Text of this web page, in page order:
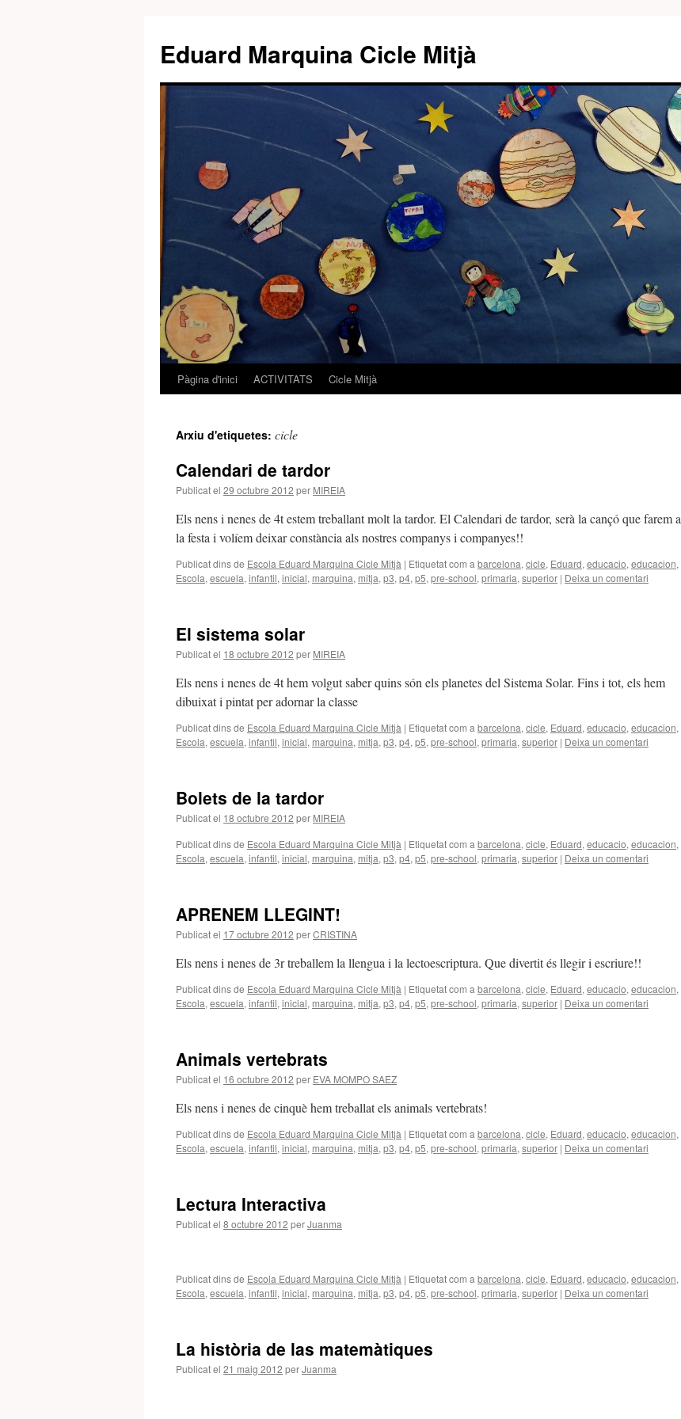
Eduard Marquina Cicle Mitjà
Vés
contingut
Pàgina d'inici ACTIVITATS Cicle Mitjà
Arxiu d'etiquetes: cicle
Calendari de tardor
Publicat el 29 octubre 2012 per MIREIA
Els nens i nenes de 4t estem treballant molt la tardor. El Calendari de tardor, serà la cançó que farem a
la festa i volíem deixar constància als nostres companys i companyes!!
Publicat dins de Escola Eduard Marquina Cicle Mitjà | Etiquetat com a barcelona, cicle, Eduard, educacio, educacion,
Escola, escuela, infantil, inicial, marquina, mitja, p3, p4, p5, pre-school, primaria, superior | Deixa un comentari
El sistema solar
Publicat el 18 octubre 2012 per MIREIA
Els nens i nenes de 4t hem volgut saber quins són els planetes del Sistema Solar. Fins i tot, els hem
dibuixat i pintat per adornar la classe
Publicat dins de Escola Eduard Marquina Cicle Mitjà | Etiquetat com a barcelona, cicle, Eduard, educacio, educacion,
Escola, escuela, infantil, inicial, marquina, mitja, p3, p4, p5, pre-school, primaria, superior | Deixa un comentari
Bolets de la tardor
Publicat el 18 octubre 2012 per MIREIA
Publicat dins de Escola Eduard Marquina Cicle Mitjà | Etiquetat com a barcelona, cicle, Eduard, educacio, educacion,
Escola, escuela, infantil, inicial, marquina, mitja, p3, p4, p5, pre-school, primaria, superior | Deixa un comentari
APRENEM LLEGINT!
Publicat el 17 octubre 2012 perCRISTINA
Els nens i nenes de 3r treballem la llengua i la lectoescriptura. Que divertit és llegir i escriure!!
Publicat dins de Escola Eduard Marquina Cicle Mitjà | Etiquetat com a barcelona, cicle, Eduard, educacio, educacion,
Escola, escuela, infantil, inicial, marquina, mitja, p3, p4, p5, pre-school, primaria, superior | Deixa un comentari
Animals vertebrats
Publicat el 16 octubre 2012 per EVA MOMPO SAEZ
Els nens i nenes de cinquè hem treballat els animals vertebrats!
Publicat dins de Escola Eduard Marquina Cicle Mitjà | Etiquetat com a barcelona, cicle, Eduard, educacio, educacion,
Escola, escuela, infantil, inicial, marquina, mitja, p3, p4, p5, pre-school, primaria, superior | Deixa un comentari
Lectura Interactiva
Publicat el 8 octubre 2012 perJuanma
Publicat dins de Escola Eduard Marquina Cicle Mitjà | Etiquetat com a barcelona, cicle, Eduard, educacio, educacion,
Escola, escuela, infantil, inicial, marquina, mitja, p3, p4, p5, pre-school, primaria, superior | Deixa un comentari
La història de las matemàtiques
Publicat el 21 maig 2012 perJuanma